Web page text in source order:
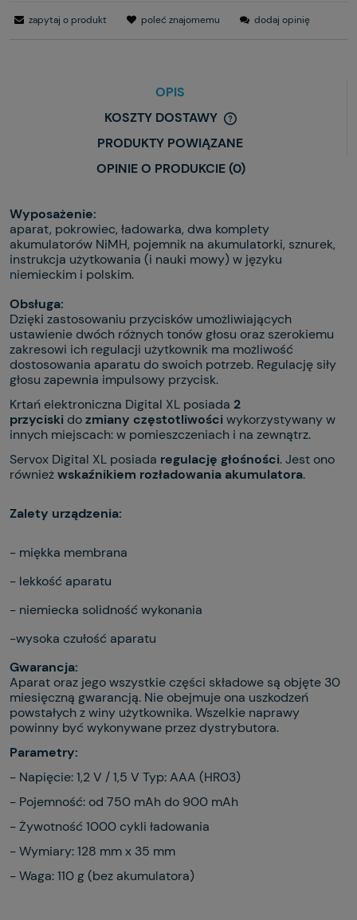
zapytaj o produkt poleć znajomemu dodaj opinię
OPIS
KOSZTY DOSTAWY
PRODUKTY POWIĄZANE
OPINIE O PRODUKCIE (0)
Wyposażenie:
aparat, pokrowiec, ładowarka, dwa komplety
akumulatorów NiMH, pojemnik na akumulatorki, sznurek,
instrukcja użytkowania (i nauki mowy) w języku
niemieckim i polskim.
Obsługa:
Dzięki zastosowaniu przycisków umożliwiających
ustawienie dwóch różnych tonów głosu oraz szerokiemu
zakresowi ich regulacji użytkownik ma możliwość
dostosowania aparatu do swoich potrzeb. Regulację siły
głosu zapewnia impulsowy przycisk.
Krtań elektroniczna Digital XL posiada 2
przyciski dozmiany częstotliwościwykorzystywany w
innych miejscach:w pomieszczeniach i na zewnątrz.
Servox Digital XL posiada regulację głośności. Jest ono
równieżwskaźnikiem rozładowania akumulatora.
Zalety urządzenia:
- miękka membrana
- lekkość aparatu
- niemiecka solidność wykonania
-wysoka czułość aparatu
Gwarancja:
Aparat oraz jego wszystkie części składowe są objęte 30
miesięczną gwarancją. Nie obejmuje ona uszkodzeń
powstałych z winy użytkownika. Wszelkie naprawy
powinny być wykonywane przez dystrybutora.
Parametry:
- Napięcie: 1,2 V / 1,5 V Typ: AAA (HR03)
- Pojemność: od 750 mAh do 900 mAh
- Żywotność 1000 cykli ładowania
- Wymiary: 128 mm x 35 mm
- Waga: 110 g (bez akumulatora)